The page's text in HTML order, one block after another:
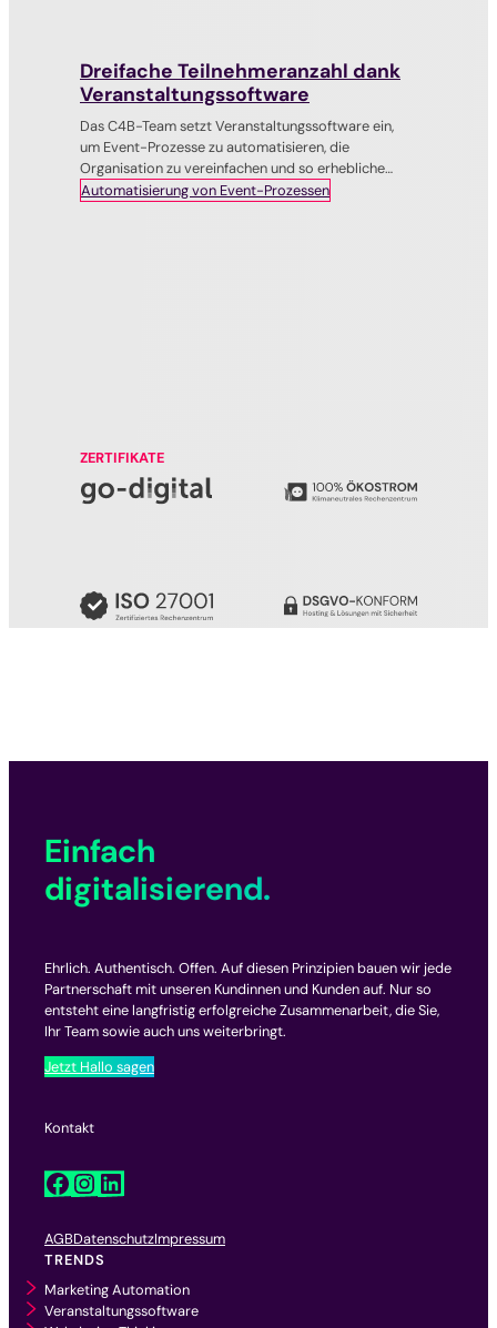
Dreifache Teilnehmeranzahl dank
Veranstaltungssoftware
Das C4B-Team setzt Veranstaltungssoftware ein,
um Event-Prozesse zu automatisieren, die
Organisation zu vereinfachen und so erhebliche
Ressourcen einzusparen.
Automatisierung von Event-Prozessen
ZERTIFIKATE
Einfach
digitalisierend.
Ehrlich. Authentisch. Offen. Auf diesen Prinzipien bauen wir jede
Partnerschaft mit unseren Kundinnen und Kunden auf. Nur so
entsteht eine langfristig erfolgreiche Zusammenarbeit, die Sie,
Ihr Team sowie auch uns weiterbringt.
Jetzt Hallo sagen
Kontakt
Facebook InstagramLinkedIn
AGBDatenschutzImpressum
TRENDS
Marketing Automation
Veranstaltungssoftware